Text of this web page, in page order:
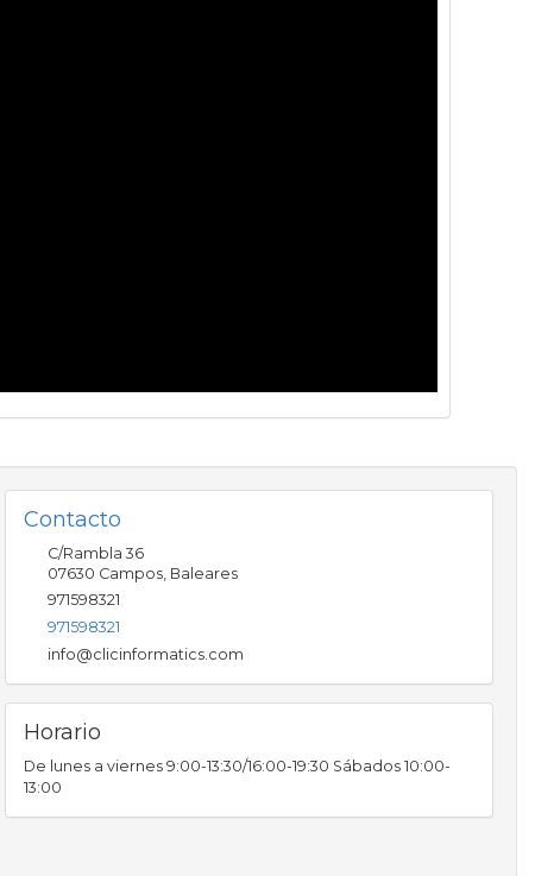
Contacto
C/Rambla 36
07630 Campos, Baleares
971598321
971598321
info@clicinformatics.com
Horario
De lunes a viernes 9:00-13:30/16:00-19:30 Sábados 10:00-
13:00